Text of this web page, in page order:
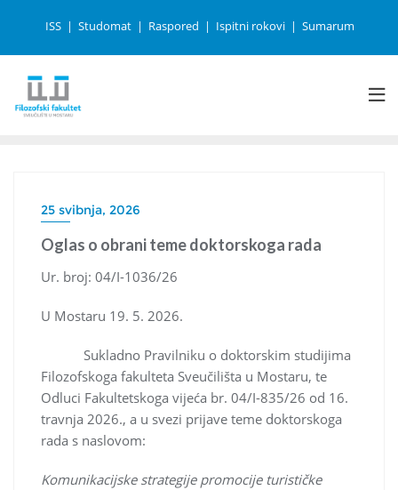
ISS Studomat Raspored Ispitni rokovi Sumarum
25 svibnja, 2026
Oglas o obrani teme doktorskoga rada
Ur. broj: 04/I-1036/26
U Mostaru 19. 5. 2026.
Sukladno Pravilniku o doktorskim studijima
Filozofskoga fakulteta Sveučilišta u Mostaru, te
Odluci Fakultetskoga vijeća br. 04/I-835/26 od 16.
travnja 2026., a u svezi prijave teme doktorskoga
rada s naslovom:
Komunikacijske strategije promocije turističke